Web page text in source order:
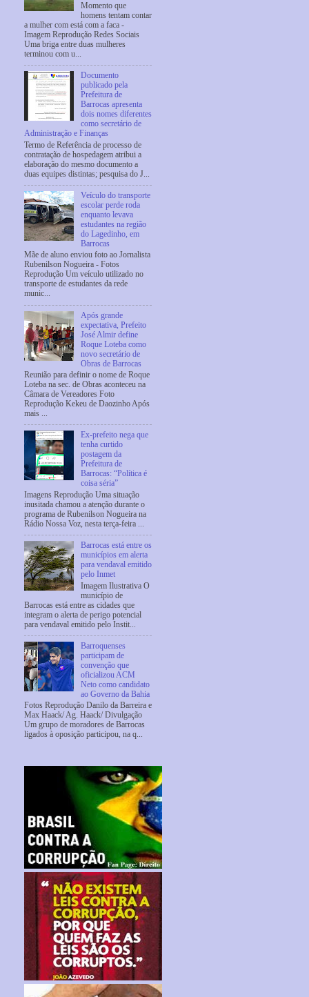
Momento que
homens tentam contar
a mulher com está com a faca -
Imagem Reprodução Redes Sociais
Uma briga entre duas mulheres
terminou com u...
Documento
publicado pela
Prefeitura de
Barrocas apresenta
dois nomes diferentes
como secretário de
Administração e Finanças
Termo de Referência de processo de
contratação de hospedagem atribui a
elaboração do mesmo documento a
duas equipes distintas; pesquisa do J...
Veículo do transporte
escolar perde roda
enquanto levava
estudantes na região
do Lagedinho, em
Barrocas
Mãe de aluno enviou foto ao Jornalista
Rubenilson Nogueira - Fotos
Reprodução Um veículo utilizado no
transporte de estudantes da rede
munic...
Após grande
expectativa, Prefeito
José Almir define
Roque Loteba como
novo secretário de
Obras de Barrocas
Reunião para definir o nome de Roque
Loteba na sec. de Obras aconteceu na
Câmara de Vereadores Foto
Reprodução Kekeu de Daozinho Após
mais ...
Ex-prefeito nega que
tenha curtido
postagem da
Prefeitura de
Barrocas: “Política é
coisa séria”
Imagens Reprodução Uma situação
inusitada chamou a atenção durante o
programa de Rubenilson Nogueira na
Rádio Nossa Voz, nesta terça-feira ...
Barrocas está entre os
municípios em alerta
para vendaval emitido
pelo Inmet
Imagem Ilustrativa O
município de
Barrocas está entre as cidades que
integram o alerta de perigo potencial
para vendaval emitido pelo Instit...
Barroquenses
participam de
convenção que
oficializou ACM
Neto como candidato
ao Governo da Bahia
Fotos Reprodução Danilo da Barreira e
Max Haack/ Ag. Haack/ Divulgação
Um grupo de moradores de Barrocas
ligados à oposição participou, na q...